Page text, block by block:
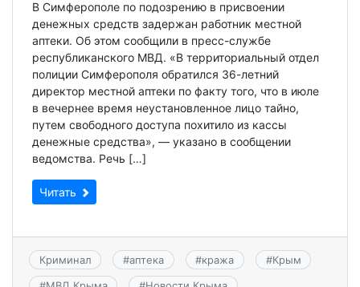
В Симферополе по подозрению в присвоении
денежных средств задержан работник местной
аптеки. Об этом сообщили в пресс-службе
республиканского МВД. «В территориальный отдел
полиции Симферополя обратился 36-летний
директор местной аптеки по факту того, что в июле
в вечернее время неустановленное лицо тайно,
путем свободного доступа похитило из кассы
денежные средства», — указано в сообщении
ведомства. Речь […]
Читать
Криминал #аптека #кража #Крым